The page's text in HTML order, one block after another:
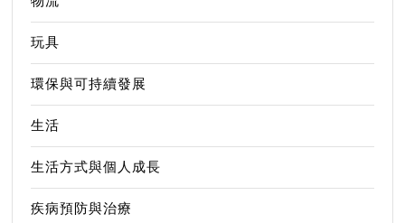
玩具
環保與可持續發展
生活
生活方式與個人成長
疾病預防與治療